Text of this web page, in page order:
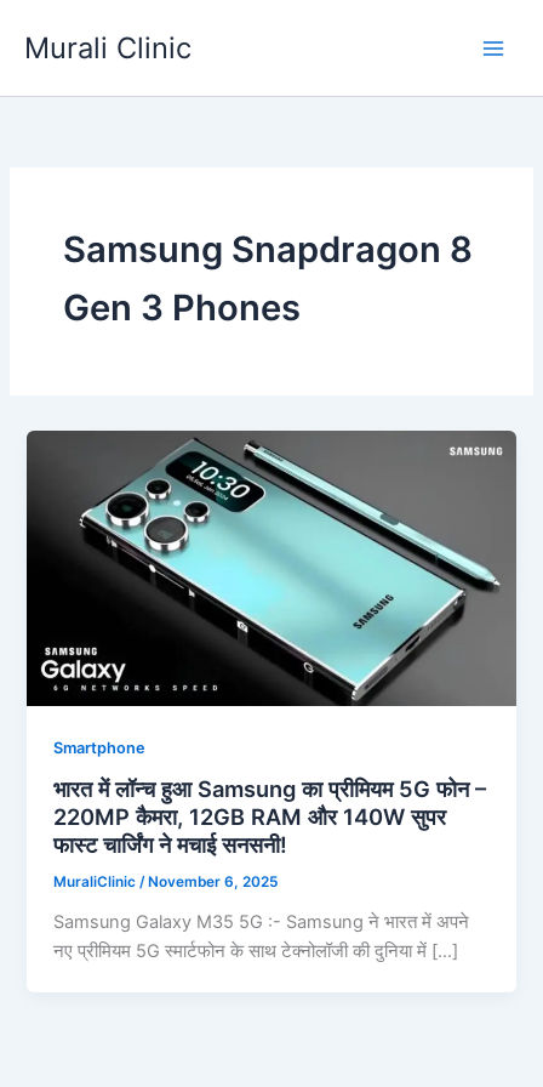
Murali Clinic
Samsung Snapdragon 8
Gen 3 Phones
Smartphone
भारत में लॉन्च हुआ Samsung का प्रीमियम 5G फोन –
220MP कैमरा, 12GB RAM और 140W सुपर
फास्ट चार्जिंग ने मचाई सनसनी!
MuraliClinic/ November 6, 2025
Samsung Galaxy M35 5G :- Samsung ने भारत में अपने
नए प्रीमियम 5G स्मार्टफोन के साथ टेक्नोलॉजी की दुनिया में […]